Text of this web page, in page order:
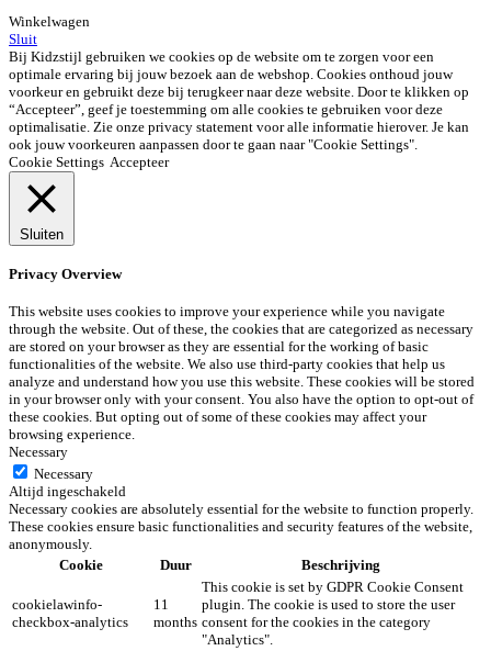
Winkelwagen
Sluit
Bij Kidzstijl gebruiken we cookies op de website om te zorgen voor een
optimale ervaring bij jouw bezoek aan de webshop. Cookies onthoud jouw
voorkeur en gebruikt deze bij terugkeer naar deze website. Door te klikken op
“Accepteer”, geef je toestemming om alle cookies te gebruiken voor deze
optimalisatie. Zie onze privacy statement voor alle informatie hierover. Je kan
ook jouw voorkeuren aanpassen door te gaan naar "Cookie Settings".
Cookie Settings Accepteer
Sluiten
Privacy Overview
This website uses cookies to improve your experience while you navigate
through the website. Out of these, the cookies that are categorized as necessary
are stored on your browser as they are essential for the working of basic
functionalities of the website. We also use third-party cookies that help us
analyze and understand how you use this website. These cookies will be stored
in your browser only with your consent. You also have the option to opt-out of
these cookies. But opting out of some of these cookies may affect your
browsing experience.
Necessary
Necessary
Altijd ingeschakeld
Necessary cookies are absolutely essential for the website to function properly.
These cookies ensure basic functionalities and security features of the website,
anonymously.
Cookie
Duur Beschrijving
cookielawinfo-
checkbox-analytics
11
months
This cookie is set by GDPR Cookie Consent
plugin. The cookie is used to store the user
consent for the cookies in the category
"Analytics".